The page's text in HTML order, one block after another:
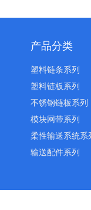
塑料链条系列
塑料链板系列
不锈钢链板系列
模块网带系列
柔性输送系统系
输送配件系列
产品分类